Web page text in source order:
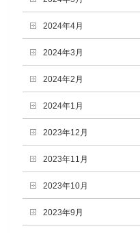
2024年4月
2024年3月
2024年2月
2024年1月
2023年12月
2023年11月
2023年10月
2023年9月